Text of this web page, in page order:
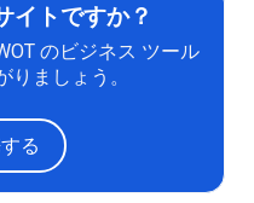
イトですか？
のビジネス ツール
ましょう。
る